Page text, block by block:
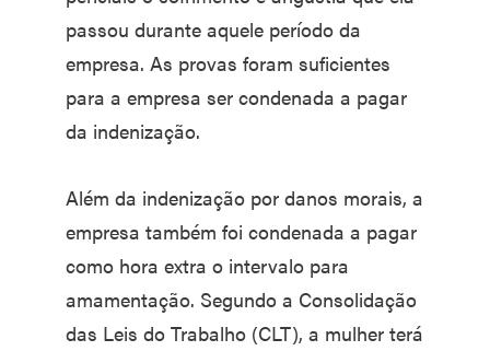
passou durante aquele período da
empresa. As provas foram suficientes
para a empresa ser condenada a pagar
da indenização.
Além da indenização por danos morais, a
empresa também foi condenada a pagar
como hora extra o intervalo para
amamentação. Segundo a Consolidação
das Leis do Trabalho (CLT), a mulher terá